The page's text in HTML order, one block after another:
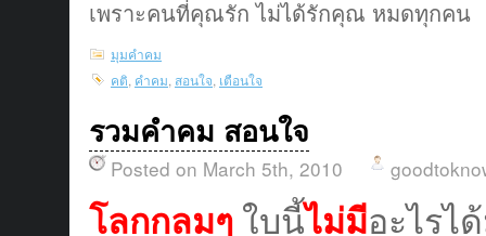
เพราะคนที่คุณรัก ไม่ได้รักคุณ หมดทุกคน
มุมคำคม
คติ คำคม สอนใจ เตือนใจ
รวมคำคม สอนใจ
Posted on March 5th, 2010
โลกกลมๆ ใบนี้ไม่มีอะไรไ